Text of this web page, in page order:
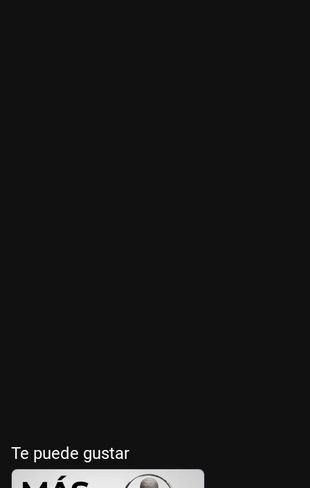
Te puede gustar